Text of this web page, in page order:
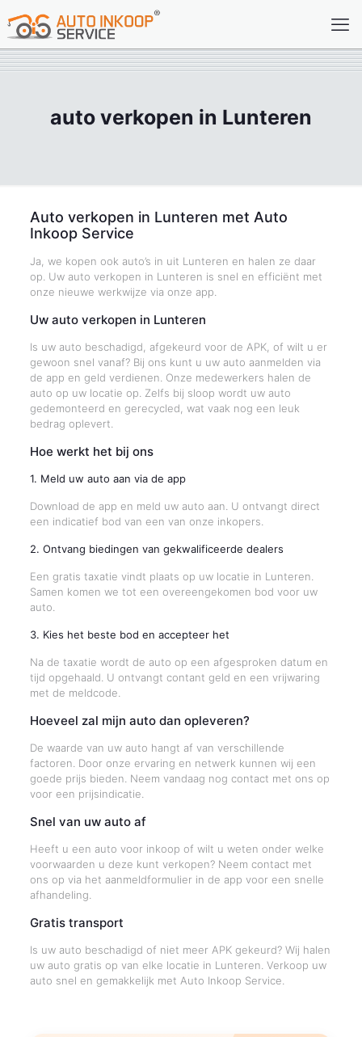
auto verkopen in Lunteren
Auto verkopen in Lunteren met Auto
Inkoop Service
Ja, we kopen ook auto’s in uit Lunteren en halen ze daar
op. Uw auto verkopen in Lunteren is snel en efficiënt met
onze nieuwe werkwijze via onze app.
Uw auto verkopen in Lunteren
Is uw auto beschadigd, afgekeurd voor de APK, of wilt u er
gewoon snel vanaf? Bij ons kunt u uw auto aanmelden via
de app en geld verdienen. Onze medewerkers halen de
auto op uw locatie op. Zelfs bij sloop wordt uw auto
gedemonteerd en gerecycled, wat vaak nog een leuk
bedrag oplevert.
Hoe werkt het bij ons
1. Meld uw auto aan via de app
Download de app en meld uw auto aan. U ontvangt direct
een indicatief bod van een van onze inkopers.
2. Ontvang biedingen van gekwalificeerde dealers
Een gratis taxatie vindt plaats op uw locatie in Lunteren.
Samen komen we tot een overeengekomen bod voor uw
auto.
3. Kies het beste bod en accepteer het
Na de taxatie wordt de auto op een afgesproken datum en
tijd opgehaald. U ontvangt contant geld en een vrijwaring
met de meldcode.
Hoeveel zal mijn auto dan opleveren?
De waarde van uw auto hangt af van verschillende
factoren. Door onze ervaring en netwerk kunnen wij een
goede prijs bieden. Neem vandaag nog contact met ons op
voor een prijsindicatie.
Snel van uw auto af
Heeft u een auto voor inkoop of wilt u weten onder welke
voorwaarden u deze kunt verkopen? Neem contact met
ons op via het aanmeldformulier in de app voor een snelle
afhandeling.
Gratis transport
Is uw auto beschadigd of niet meer APK gekeurd? Wij halen
uw auto gratis op van elke locatie in Lunteren. Verkoop uw
auto snel en gemakkelijk met Auto Inkoop Service.